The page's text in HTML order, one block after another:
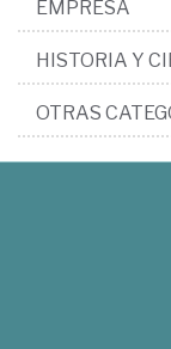
EMPRESA
HISTORIA Y
OTRAS